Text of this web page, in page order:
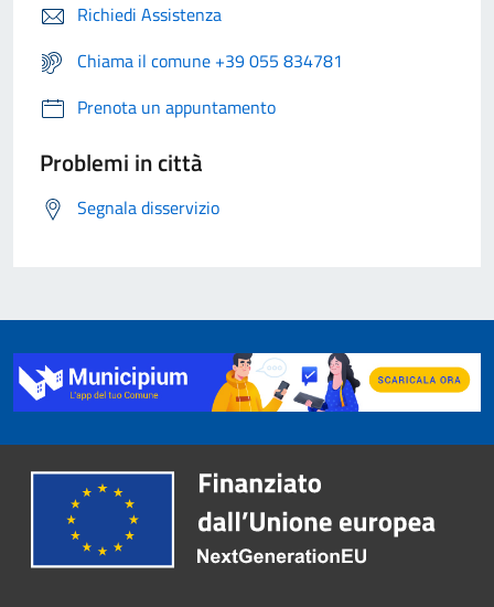
Richiedi Assistenza
Chiama il comune +39 055 834781
Prenota un appuntamento
Problemi in città
Segnala disservizio